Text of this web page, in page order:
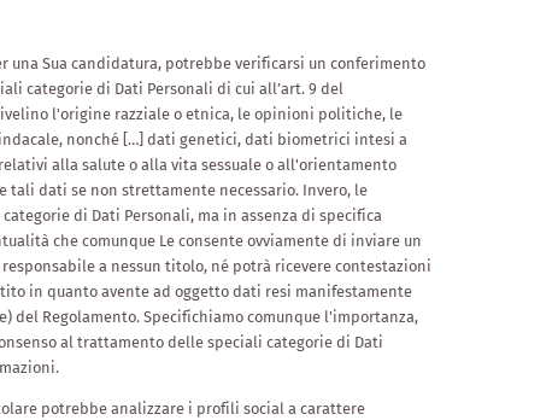
Sua candidatura, potrebbe verificarsi un conferimento
categorie di Dati Personali di cui all’art. 9 del
l'origine razziale o etnica, le opinioni politiche, le
nonché […] dati genetici, dati biometrici intesi a
alla salute o alla vita sessuale o all'orientamento
tali dati se non strettamente necessario. Invero, le
di Dati Personali, ma in assenza di specifica
che comunque Le consente ovviamente di inviare un
a nessun titolo, né potrà ricevere contestazioni
in quanto avente ad oggetto dati resi manifestamente
del Regolamento. Specifichiamo comunque l'importanza,
al trattamento delle speciali categorie di Dati
potrebbe analizzare i profili social a carattere